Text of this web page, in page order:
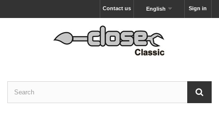
Sign in
English
Contact us